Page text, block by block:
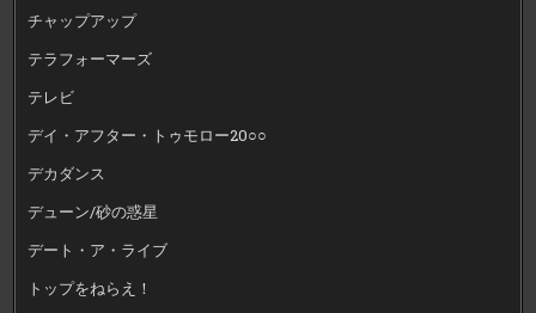
チャップアップ
テラフォーマーズ
テレビ
デイ・アフター・トゥモロー20○○
デカダンス
デューン/砂の惑星
デート・ア・ライブ
トップをねらえ！